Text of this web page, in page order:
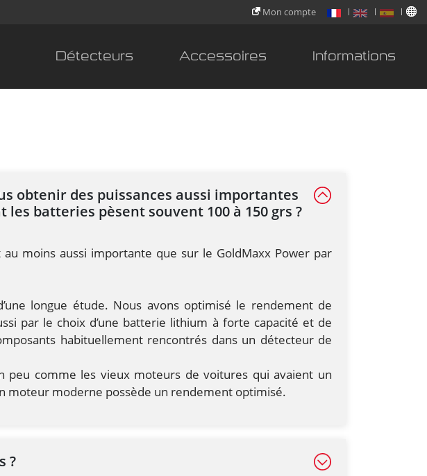
Mon compte
Détecteurs Accessoires Informations
obtenir des puissances aussi importantes
batteries pèsent souvent 100 à 150 grs ?
moins aussi importante que sur le GoldMaxx Power par
longue étude. Nous avons optimisé le rendement de
par le choix d’une batterie lithium à forte capacité et de
habituellement rencontrés dans un détecteur de
peu comme les vieux moteurs de voitures qui avaient un
moteur moderne possède un rendement optimisé.
?